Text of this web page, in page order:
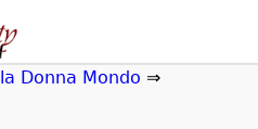
Donna Mondo ⇒